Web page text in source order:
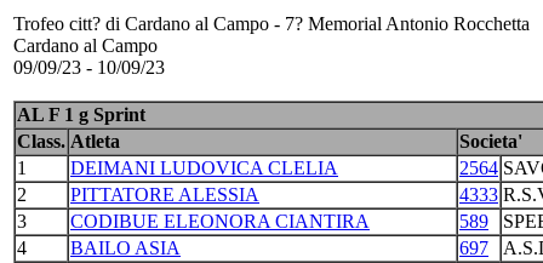
Trofeo citt? di Cardano al Campo - 7? Memorial Antonio Rocchetta
Cardano al Campo
09/09/23 - 10/09/23
AL F 1 g Sprint
Class. Atleta
Societa'
1
DEIMANI LUDOVICA CLELIA 2564
2
PITTATORE ALESSIA 4333
3
CODIBUE ELEONORA CIANTIRA 589
4
BAILO ASIA 697